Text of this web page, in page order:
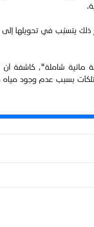
ذلك يتسبّب في
شاملة"، كاشفة
تلكأت بسبب عدم وجود